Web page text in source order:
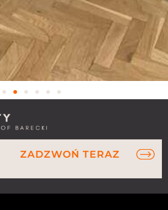
ZADZWOŃ TERAZ